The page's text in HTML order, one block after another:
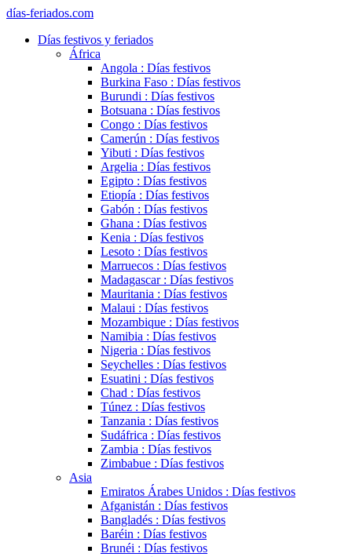
días-feriados.com
Días festivos y feriados
África
Angola : Días festivos
Burkina Faso : Días festivos
Burundi : Días festivos
Botsuana : Días festivos
Congo : Días festivos
Camerún : Días festivos
Yibuti : Días festivos
Argelia : Días festivos
Egipto : Días festivos
Etiopía : Días festivos
Gabón : Días festivos
Ghana : Días festivos
Kenia : Días festivos
Lesoto : Días festivos
Marruecos : Días festivos
Madagascar : Días festivos
Mauritania : Días festivos
Malaui : Días festivos
Mozambique : Días festivos
Namibia : Días festivos
Nigeria : Días festivos
Seychelles : Días festivos
Esuatini : Días festivos
Chad : Días festivos
Túnez : Días festivos
Tanzania : Días festivos
Sudáfrica : Días festivos
Zambia : Días festivos
Zimbabue : Días festivos
Asia
Emiratos Árabes Unidos : Días festivos
Afganistán : Días festivos
Bangladés : Días festivos
Baréin : Días festivos
Brunéi : Días festivos